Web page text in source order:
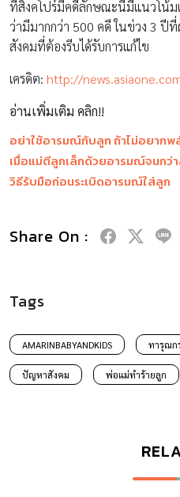
ที่สิงคโปร์มีคดีลักษณะนี้มีแนวโน้
ว่ามีมากกว่า 500 คดี ในข่วง 3
สังคมที่ต้องรีบได้รับการแก้ไข
เครดิต: http://
อ่านเพิ่มเติม คลิก!!
อย่าใช้อารมณ์กับลูก ถ้าไม่อยากพ
เมื่อแม่ตีลูกเล็กด้วยอารมณ์จนกว่
วิธีรับมือก่อนระเบิดอารมณ์ใส่ลูก
Share On :
Tags
AMARINBABYANDKIDS ทารุณก
ปัญหาสังคม พ่อแม่ทำร้ายลูก